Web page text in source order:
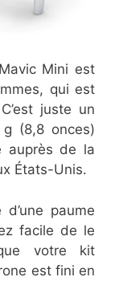
Mini est
qui est
juste un
(8,8 onces)
auprès de la
États-Unis.
paume
facile de le
votre kit
est fini en